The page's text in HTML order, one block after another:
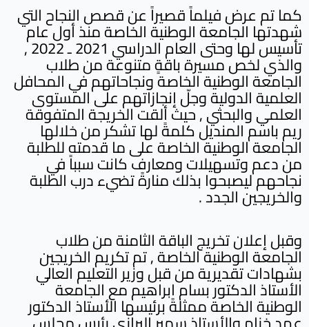
كما تم عرض فيلماً قصيراً عن قصص النجاح التي
شهدتها الجامعة الوطنية الخاصة منذ أول عام
تأسيس لها وحتى العام الدراسي 2021 ـ 2022 ,
والذي لخص مسيرة باقةٍ متنوعة من طلاب
الجامعة الوطنية الخاصة ونجاحاتهم في المحافل
العلمية الدولية وجلّ إنجازاتهم على المستوى
العلمي والبحثي , حيث ألقت الخريجة المتفوقة
ريم باسم المنديل كلمةً لها تشكر من خلالها
الجامعة الوطنية الخاصة على ما قدمته للطلبة
من دعم وتسهيلات ومعارف كانت سبباً في
نجاحهم ليصبحوا بذلك منارةً تضيء درب الطلبة
والخريجين الجدد .
وقبل إعلان تخريج الباقة الثامنة من طلاب
الجامعة الوطنية الخاصة , تم تكريم الخريجين
بشهادات تقديرية من قبل وزير التعليم العالي
الأستاذ الدكتور بسام ابراهيم مع الجامعة
الوطنية الخاصة ممثلةً برئيسها الأستاذ الدكتور